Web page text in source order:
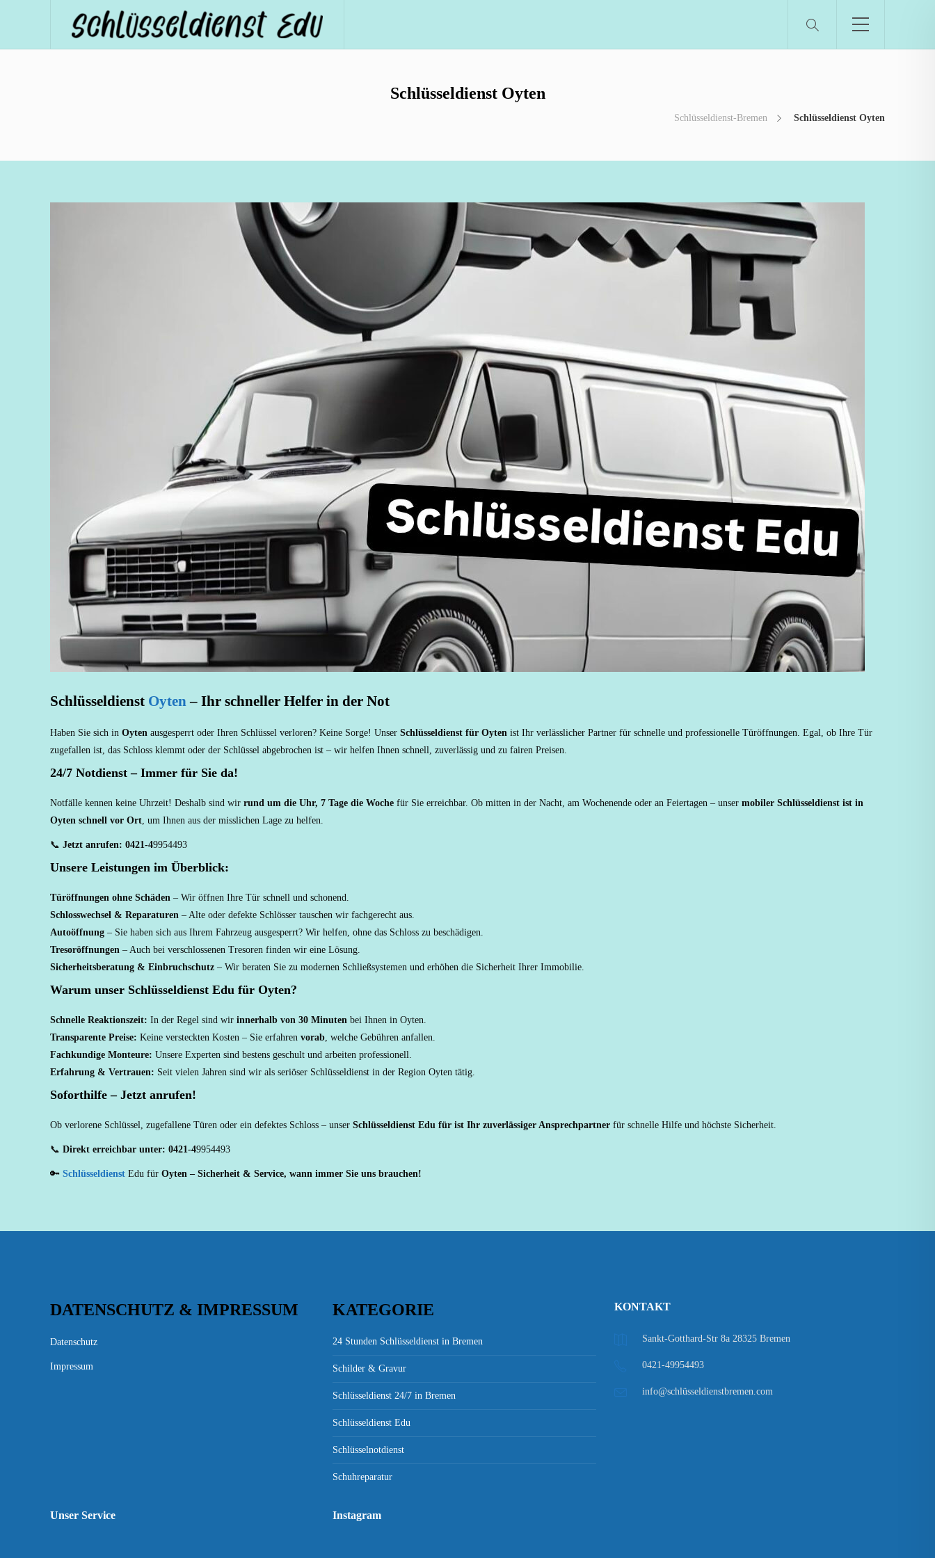
Schlüsseldienst Oyten
Schlüsseldienst-Bremen Schlüsseldienst Oyten
Schlüsseldienst Oyten– Ihr schneller Helfer in der Not
Haben Sie sich in Oyten ausgesperrt oder Ihren Schlüssel verloren? Keine Sorge! Unser Schlüsseldienst für Oyten ist Ihr verlässlicher Partner für schnelle und professionelle Türöffnungen. Egal, ob Ihre Tür
zugefallen ist, das Schloss klemmt oder der Schlüssel abgebrochen ist – wir helfen Ihnen schnell, zuverlässig und zu fairen Preisen.
24/7 Notdienst – Immer für Sie da!
Notfälle kennen keine Uhrzeit! Deshalb sind wir rund um die Uhr, 7 Tage die Woche für Sie erreichbar. Ob mitten in der Nacht, am Wochenende oder an Feiertagen – unser mobiler Schlüsseldienst ist in
Oyten schnell vor Ort, um Ihnen aus der misslichen Lage zu helfen.
📞 Jetzt anrufen: 0421-49954493
Unsere Leistungen im Überblick:
Türöffnungen ohne Schäden – Wir öffnen Ihre Tür schnell und schonend.
Schlosswechsel & Reparaturen – Alte oder defekte Schlösser tauschen wir fachgerecht aus.
Autoöffnung – Sie haben sich aus Ihrem Fahrzeug ausgesperrt? Wir helfen, ohne das Schloss zu beschädigen.
Tresoröffnungen – Auch bei verschlossenen Tresoren finden wir eine Lösung.
Sicherheitsberatung & Einbruchschutz – Wir beraten Sie zu modernen Schließsystemen und erhöhen die Sicherheit Ihrer Immobilie.
Warum unser Schlüsseldienst Edu für Oyten?
Schnelle Reaktionszeit: In der Regel sind wir innerhalb von 30 Minuten bei Ihnen in Oyten.
Transparente Preise: Keine versteckten Kosten – Sie erfahren vorab, welche Gebühren anfallen.
Fachkundige Monteure: Unsere Experten sind bestens geschult und arbeiten professionell.
Erfahrung & Vertrauen: Seit vielen Jahren sind wir als seriöser Schlüsseldienst in der Region Oyten tätig.
Soforthilfe – Jetzt anrufen!
Ob verlorene Schlüssel, zugefallene Türen oder ein defektes Schloss – unser Schlüsseldienst Edu für ist Ihr zuverlässiger Ansprechpartner für schnelle Hilfe und höchste Sicherheit.
📞 Direkt erreichbar unter: 0421-49954493
🔑 Schlüsseldienst Edu für Oyten – Sicherheit & Service, wann immer Sie uns brauchen!
DATENSCHUTZ & IMPRESSUM
Datenschutz
Impressum
KATEGORIE
24 Stunden Schlüsseldienst in Bremen
Schilder & Gravur
Schlüsseldienst 24/7 in Bremen
Schlüsseldienst Edu
Schlüsselnotdienst
Schuhreparatur
KONTAKT
Sankt-Gotthard-Str 8a 28325 Bremen
0421-49954493
info@schlüsseldienstbremen.com
Unser Service Instagram